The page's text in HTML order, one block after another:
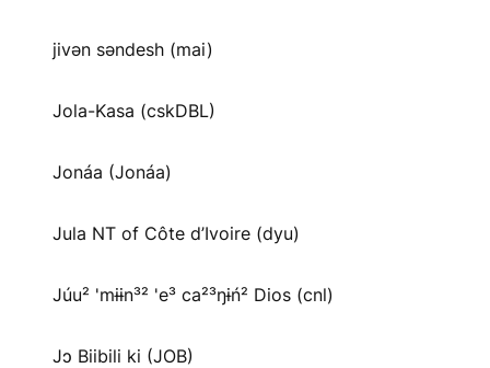
jivən səndesh (mai)
Jola-Kasa (cskDBL)
Jonáa (Jonáa)
Jula NT of Côte d’Ivoire (dyu)
Júu² 'mɨɨn³² 'e³ ca²³ŋɨń² Dios (cnl)
Jɔ Biibili ki (JOB)